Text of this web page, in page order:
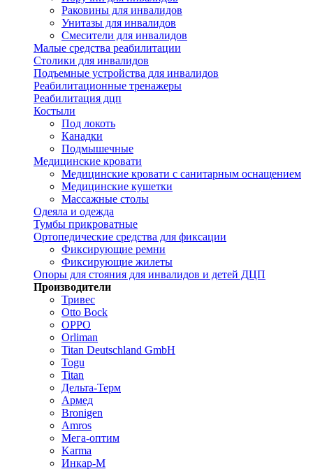
Раковины для инвалидов
Унитазы для инвалидов
Смесители для инвалидов
Малые средства реабилитации
Столики для инвалидов
Подъемные устройства для инвалидов
Реабилитационные тренажеры
Реабилитация дцп
Костыли
Под локоть
Канадки
Подмышечные
Медицинские кровати
Медицинские кровати с санитарным оснащением
Медицинские кушетки
Массажные столы
Одеяла и одежда
Тумбы прикроватные
Ортопедические средства для фиксации
Фиксирующие ремни
Фиксирующие жилеты
Опоры для стояния для инвалидов и детей ДЦП
Производители
Тривес
Otto Bock
OPPO
Orliman
Titan Deutschland GmbH
Togu
Titan
Дельта-Терм
Армед
Bronigen
Amros
Мега-оптим
Karma
Инкар-М